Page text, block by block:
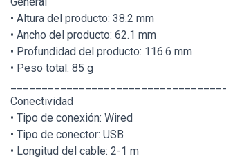
• Altura del producto: 38.2 mm
• Ancho del producto: 62.1 mm
• Profundidad del producto: 116.6 mm
• Peso total: 85 g
Conectividad
• Tipo de conexión: Wired
• Tipo de conector: USB
• Longitud del cable: 2-1 m